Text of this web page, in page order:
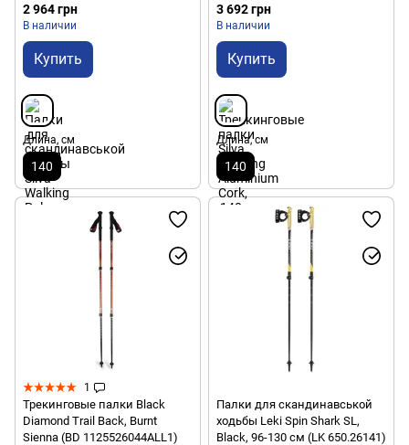
2 964 грн
В наличии
Купить
Длина, см
140
3 692 грн
В наличии
Купить
Длина, см
140
1
Трекинговые палки Black
Diamond Trail Back, Burnt
Sienna (BD 1125526044ALL1)
Палки для скандинавськой
ходьбы Leki Spin Shark SL,
Black, 96-130 см (LK 650.26141)